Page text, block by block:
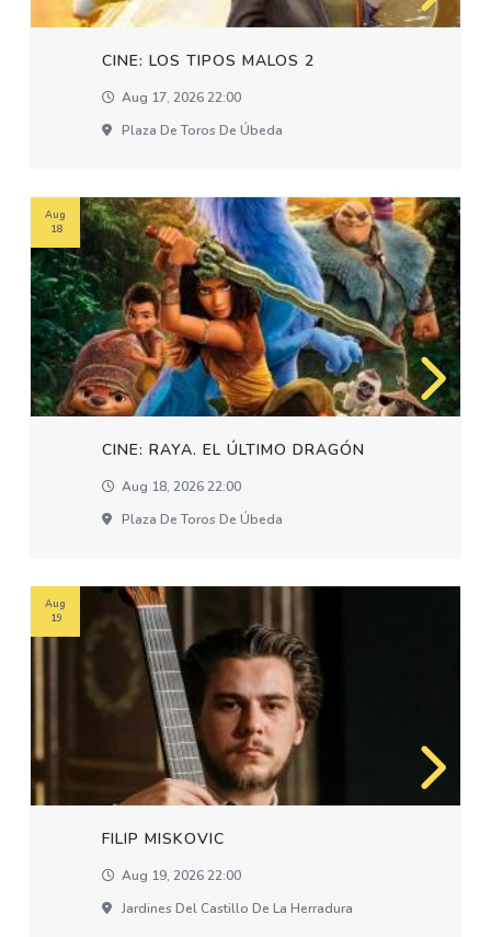
CINE: LOS TIPOS MALOS 2
Aug 17, 2026 22:00
Plaza De Toros De Úbeda
CINE: RAYA. EL ÚLTIMO DRAGÓN
Aug 18, 2026 22:00
Plaza De Toros De Úbeda
Aug
18
FILIP MISKOVIC
Aug 19, 2026 22:00
Jardines Del Castillo De La Herradura
Aug
19